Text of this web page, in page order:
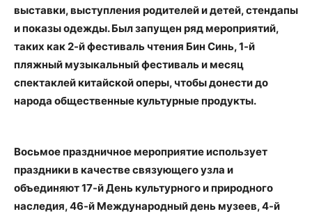
выставки, выступления родителей и детей, стендапы
и показы одежды. Был запущен ряд мероприятий,
таких как 2-й фестиваль чтения Бин Синь, 1-й
пляжный музыкальный фестиваль и месяц
спектаклей китайской оперы, чтобы донести до
народа общественные культурные продукты.
Восьмое праздничное мероприятие использует
праздники в качестве связующего узла и
объединяют 17-й День культурного и природного
наследия, 46-й Международный день музеев, 4-й